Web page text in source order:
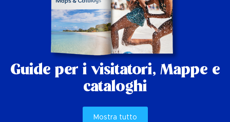
Guide per i visitatori, Mappe e
cataloghi
Mostra tutto